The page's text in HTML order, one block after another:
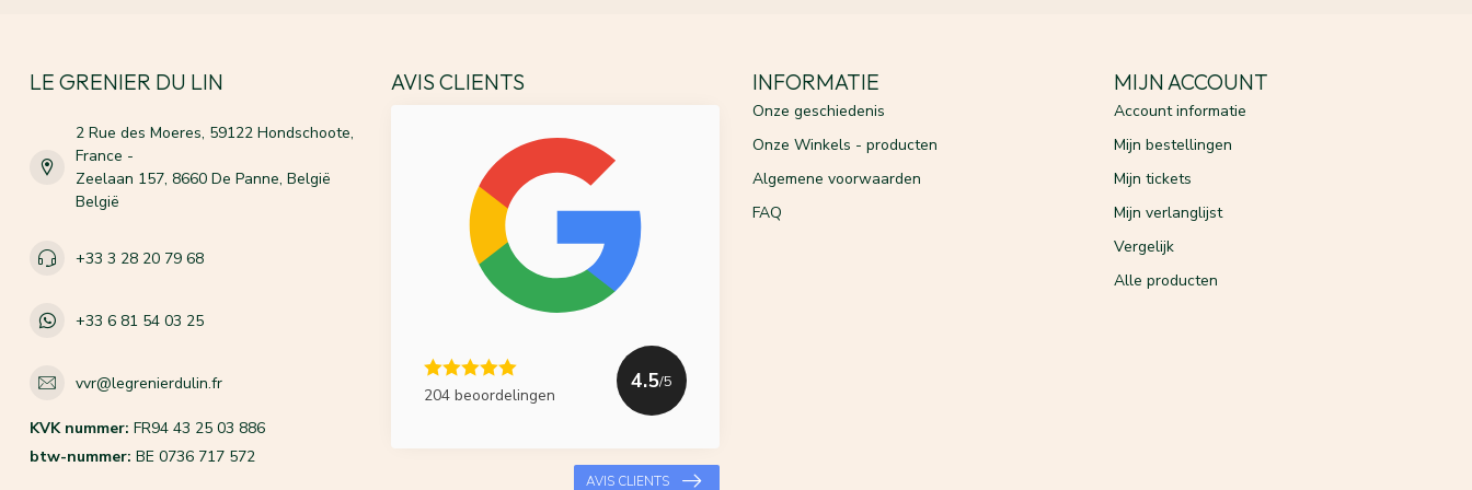
LE GRENIER DU LIN
2 Rue des Moeres, 59122 Hondschoote,
France -
Zeelaan 157, 8660 De Panne, België
België
+33 3 28 20 79 68
+33 6 81 54 03 25
vvr@legrenierdulin.fr
KVK nummer: FR94 43 25 03 886
btw-nummer: BE 0736 717 572
AVIS CLIENTS
204 beoordelingen
4.5/5
AVIS CLIENTS
INFORMATIE
Onze geschiedenis
Onze Winkels - producten
Algemene voorwaarden
FAQ
MIJN ACCOUNT
Account informatie
Mijn bestellingen
Mijn tickets
Mijn verlanglijst
Vergelijk
Alle producten